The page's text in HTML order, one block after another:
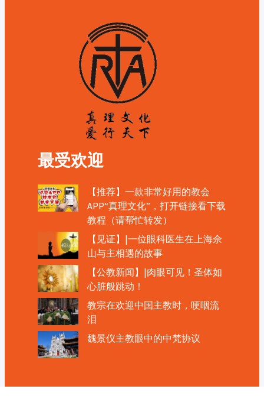
最受欢迎
【推荐】一款非常好用的教会
APP“真理文化”，打开链接看下载
教程（请帮忙转发）
【见证】|一位眼科医生在上海佘
山与主相遇的故事
【公教新闻】|肉眼可见！圣体如
心脏般跳动！
教宗在欢迎中国主教时，哽咽流
泪
魏景仪主教眼中的中梵协议